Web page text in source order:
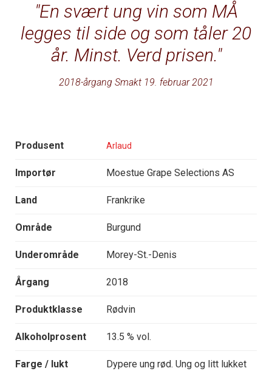
En svært ung vin som MÅ
legges til side og som tåler 20
år. Minst. Verd prisen.
2018-årgang Smakt 19. februar 2021
Produsent Arlaud
Importør Moestue Grape Selections AS
Land Frankrike
Område Burgund
Underområde Morey-St.-Denis
Årgang 2018
Produktklasse Rødvin
Alkoholprosent 13.5 % vol.
Farge / lukt
Dypere ung rød. Ung og litt lukket